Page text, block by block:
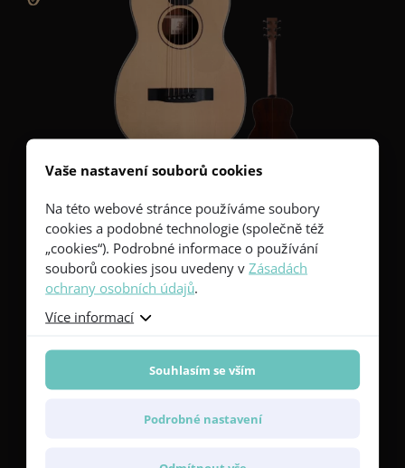
LJ 11-SC Limited Edition
Smrk Sitka
Cocobolo
Jedinečná rozložitelná cestovní kytara v celomasivním
provedení, vyrobena v limitované edici 40 kusů.
Unikátní výrobní a konstrukční technologie individuálního
Po opětovném složení zůstává kytara výborně naladěná.
Uzamykací ladící mechanika
Prémiový vzhled podtržený lemováním těla z umělé
Cestovní obal velikosti běžného příručního batůžku.
Vaše nastavení souborů cookies
Na této webové stránce používáme soubory
cookies a podobné technologie (společně též
„cookies“). Podrobné informace o používání
souborů cookies jsou uvedeny vZásadách
ochrany osobních údajů.
Více informací
Souhlasím se vším
Podrobné nastavení